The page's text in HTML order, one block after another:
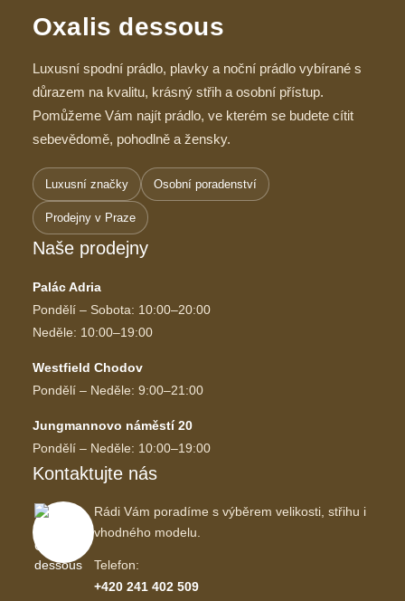
Oxalis dessous
Luxusní spodní prádlo, plavky a noční prádlo vybírané s
důrazem na kvalitu, krásný střih a osobní přístup.
Pomůžeme Vám najít prádlo, ve kterém se budete cítit
sebevědomě, pohodlně a žensky.
Luxusní značky Osobní poradenství
Prodejny v Praze
Naše prodejny
Palác Adria
Pondělí – Sobota: 10:00–20:00
Neděle: 10:00–19:00
Westfield Chodov
Pondělí – Neděle: 9:00–21:00
Jungmannovo náměstí 20
Pondělí – Neděle: 10:00–19:00
Kontaktujte nás
Rádi Vám poradíme s výběrem velikosti, střihu i
vhodného modelu.
Telefon:
+420 241 402 509